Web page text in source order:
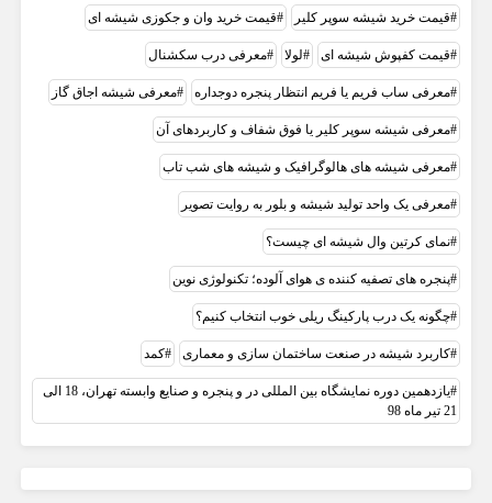
قیمت خرید شیشه سوپر کلیر قیمت خرید وان و جکوزی شیشه ای
قیمت کفپوش شیشه ای لولا معرفی درب سکشنال
معرفی ساب فریم یا فریم انتظار پنجره دوجداره معرفی شیشه اجاق گاز
معرفی شیشه سوپر کلیر یا فوق شفاف و کاربردهای آن
معرفی شیشه های هالوگرافیک و شیشه های شب تاب
معرفی یک واحد تولید شیشه و بلور به روایت تصویر
نمای کرتین وال شیشه ای چیست؟
پنجره های تصفیه کننده ی هوای آلوده؛ تکنولوژی نوین
چگونه یک درب پارکینگ ریلی خوب انتخاب کنیم؟
کاربرد شیشه در صنعت ساختمان سازی و معماری کمد
یازدهمین دوره نمایشگاه بین المللی در و پنجره و صنایع وابسته تهران، 18 الی